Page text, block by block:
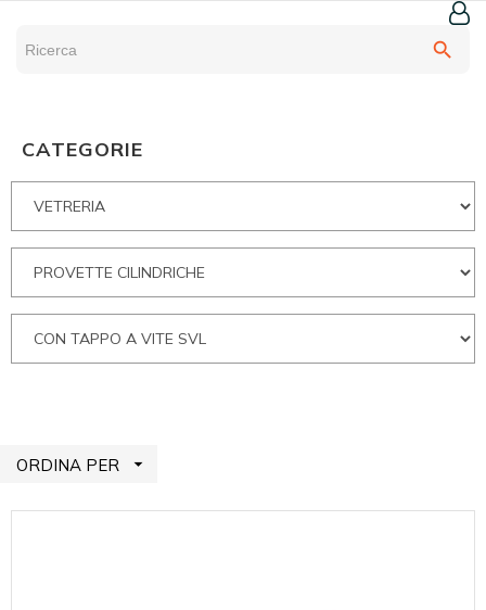
search
CATEGORIE
ORDINA PER 